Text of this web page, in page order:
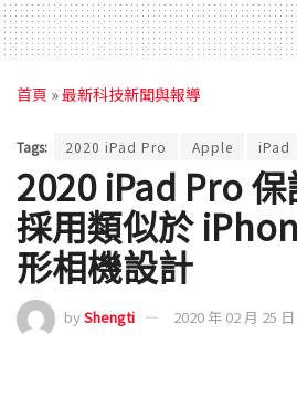
首頁 »最新科技新聞與報導
Tags: 2020 iPad Pro Apple iPad
2020 iPad Pro 保
採用類似於
形相機設計
byShengti 2020 年 02 月 25 日